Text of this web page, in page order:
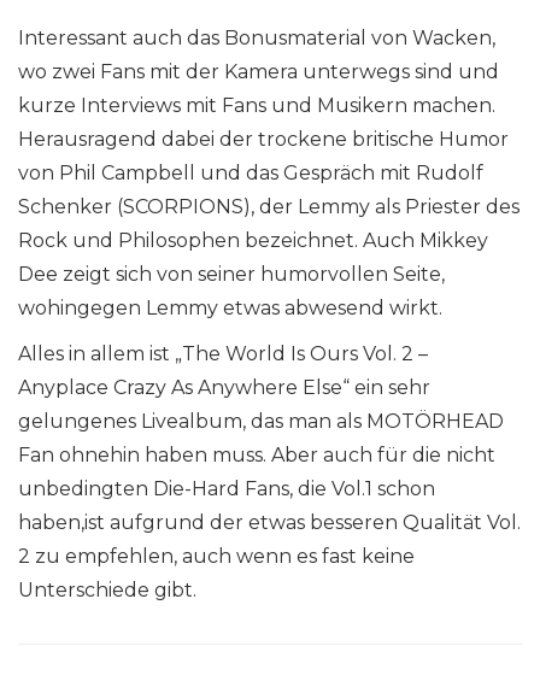
Interessant auch das Bonusmaterial von Wacken,
wo zwei Fans mit der Kamera unterwegs sind und
kurze Interviews mit Fans und Musikern machen.
Herausragend dabei der trockene britische Humor
von Phil Campbell und das Gespräch mit Rudolf
Schenker (SCORPIONS), der Lemmy als Priester des
Rock und Philosophen bezeichnet. Auch Mikkey
Dee zeigt sich von seiner humorvollen Seite,
wohingegen Lemmy etwas abwesend wirkt.
Alles in allem ist „The World Is Ours Vol. 2 –
Anyplace Crazy As Anywhere Else“ ein sehr
gelungenes Livealbum, das man als MOTÖRHEAD
Fan ohnehin haben muss. Aber auch für die nicht
unbedingten Die-Hard Fans, die Vol.1 schon
haben,ist aufgrund der etwas besseren Qualität Vol.
2 zu empfehlen, auch wenn es fast keine
Unterschiede gibt.